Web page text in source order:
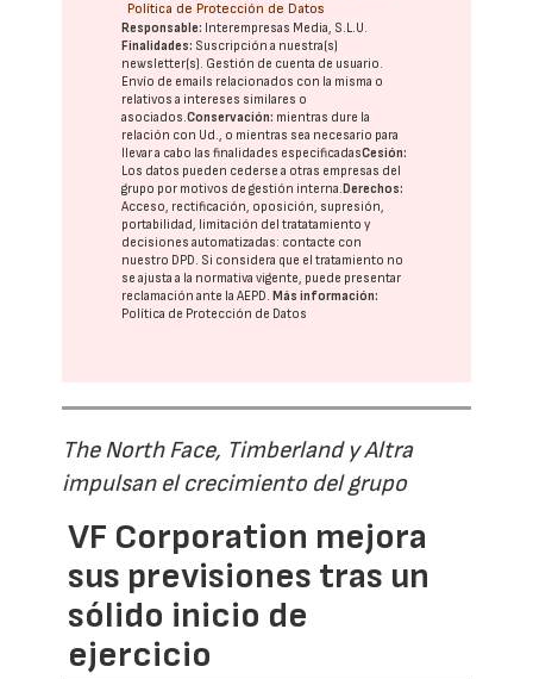
Política de Protección de Datos
Responsable: Interempresas Media, S.L.U.
Finalidades: Suscripción a nuestra(s)
newsletter(s). Gestión de cuenta de usuario.
Envío de emails relacionados con la misma o
relativos a intereses similares o
asociados.Conservación: mientras dure la
relación con Ud., o mientras sea necesario para
llevar a cabo las finalidades especificadasCesión:
Los datos pueden cederse a otras empresas del
grupo por motivos de gestión interna. Derechos:
Acceso, rectificación, oposición, supresión,
portabilidad, limitación del tratatamiento y
decisiones automatizadas: contacte con
nuestro DPD. Si considera que el tratamiento no
se ajusta a la normativa vigente, puede presentar
reclamación ante laAEPD. Más información:
Política de Protección de Datos
The North Face, Timberland y Altra
impulsan el crecimiento del grupo
VF Corporation mejora
sus previsiones tras un
sólido inicio de
ejercicio